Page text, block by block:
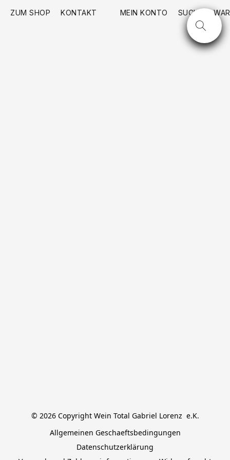
ZUM SHOP KONTAKT MEIN KONTO SUCHE
© 2026 Copyright Wein Total Gabriel Lorenz  e.K.
Allgemeinen Geschaeftsbedingungen
Datenschutzerklärung